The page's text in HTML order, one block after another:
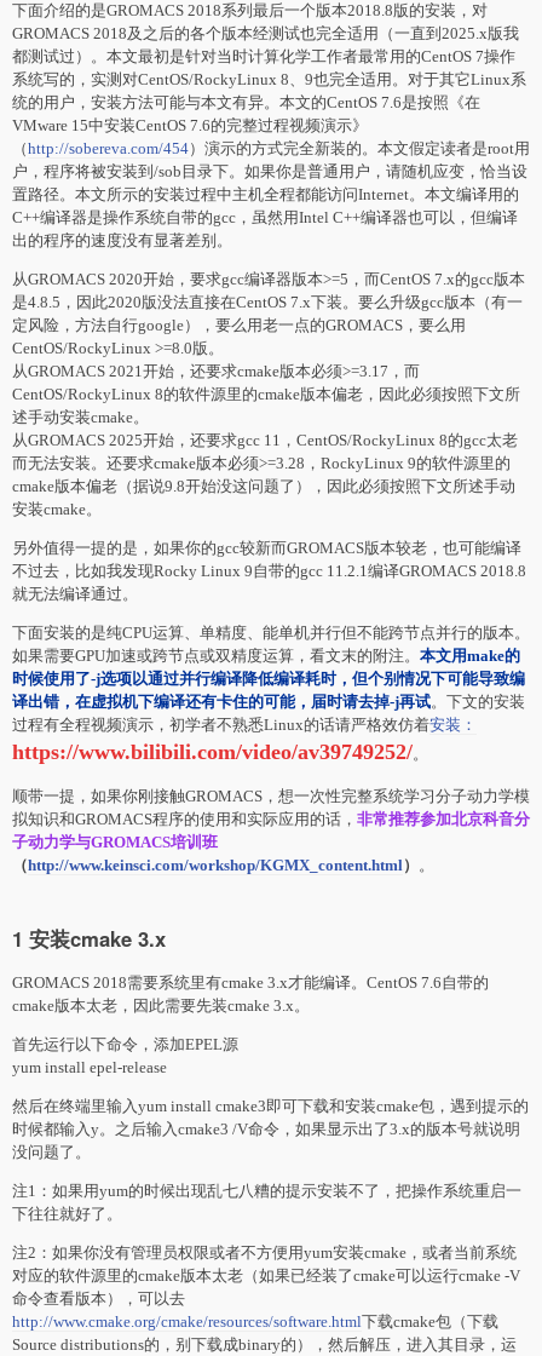
下面介绍的是GROMACS 2018系列最后一个版本2018.8版的安装，对
GROMACS 2018及之后的各个版本经测试也完全适用（一直到2025.x版我
都测试过）。本文最初是针对当时计算化学工作者最常用的CentOS 7操作
系统写的，实测对CentOS/RockyLinux 8、9也完全适用。对于其它Linux系
统的用户，安装方法可能与本文有异。本文的CentOS 7.6是按照《在
VMware 15中安装CentOS 7.6的完整过程视频演示》
（http://sobereva.com/454）演示的方式完全新装的。本文假定读者是root用
户，程序将被安装到/sob目录下。如果你是普通用户，请随机应变，恰当设
置路径。本文所示的安装过程中主机全程都能访问Internet。本文编译用的
C++编译器是操作系统自带的gcc，虽然用Intel C++编译器也可以，但编译
出的程序的速度没有显著差别。
从GROMACS 2020开始，要求gcc编译器版本>=5，而CentOS 7.x的gcc版本
是4.8.5，因此2020版没法直接在CentOS 7.x下装。要么升级gcc版本（有一
定风险，方法自行google），要么用老一点的GROMACS，要么用
CentOS/RockyLinux >=8.0版。
从GROMACS 2021开始，还要求cmake版本必须>=3.17，而
CentOS/RockyLinux 8的软件源里的cmake版本偏老，因此必须按照下文所
述手动安装cmake。
从GROMACS 2025开始，还要求gcc 11，CentOS/RockyLinux 8的gcc太老
而无法安装。还要求cmake版本必须>=3.28，RockyLinux 9的软件源里的
cmake版本偏老（据说9.8开始没这问题了），因此必须按照下文所述手动
安装cmake。
另外值得一提的是，如果你的gcc较新而GROMACS版本较老，也可能编译
不过去，比如我发现Rocky Linux 9自带的gcc 11.2.1编译GROMACS 2018.8
就无法编译通过。
下面安装的是纯CPU运算、单精度、能单机并行但不能跨节点并行的版本。
如果需要GPU加速或跨节点或双精度运算，看文末的附注。 本文用make的
时候使用了-j选项以通过并行编译降低编译耗时，但个别情况下可能导致编
译出错，在虚拟机下编译还有卡住的可能，届时请去掉-j再试。下文的安装
过程有全程视频演示，初学者不熟悉Linux的话请严格效仿着安装：
https://www.bilibili.com/video/av39749252/。
顺带一提，如果你刚接触GROMACS，想一次性完整系统学习分子动力学模
拟知识和GROMACS程序的使用和实际应用的话， 非常推荐参加北京科音分
子动力学与GROMACS培训班
（http://www.keinsci.com/workshop/KGMX_content.html） 。
1 安装cmake 3.x
GROMACS 2018需要系统里有cmake 3.x才能编译。CentOS 7.6自带的
cmake版本太老，因此需要先装cmake 3.x。
首先运行以下命令，添加EPEL源
yum install epel-release
然后在终端里输入yum install cmake3即可下载和安装cmake包，遇到提示的
时候都输入y。之后输入cmake3 /V命令，如果显示出了3.x的版本号就说明
没问题了。
注1：如果用yum的时候出现乱七八糟的提示安装不了，把操作系统重启一
下往往就好了。
注2：如果你没有管理员权限或者不方便用yum安装cmake，或者当前系统
对应的软件源里的cmake版本太老（如果已经装了cmake可以运行cmake -V
命令查看版本），可以去
http://www.cmake.org/cmake/resources/software.html下载cmake包（下载
Source distributions的，别下载成binary的），然后解压，进入其目录，运